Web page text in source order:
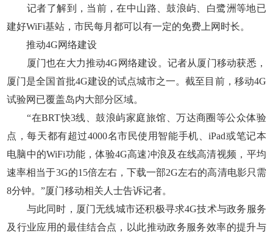
记者了解到，当前，在中山路、鼓浪屿、白鹭洲等地已
建好WiFi基站，市民每月都可以有一定的免费上网时长。
推动4G网络建设
厦门也在大力推动4G网络建设。记者从厦门移动获悉，
厦门是全国首批4G建设的试点城市之一。截至目前，移动4G
试验网已覆盖岛内大部分区域。
“在BRT快3线、鼓浪屿家庭旅馆、万达商圈等公众体验
点，每天都有超过4000名市民使用智能手机、iPad或笔记本
电脑中的WiFi功能，体验4G高速冲浪及在线高清视频，平均
速率相当于3G的15倍左右，下载一部2G左右的高清电影只需
8分钟。”厦门移动相关人士告诉记者。
与此同时，厦门无线城市还积极寻求4G技术与政务服务
及行业应用的最佳结合点，以此推动政务服务效率的提升与